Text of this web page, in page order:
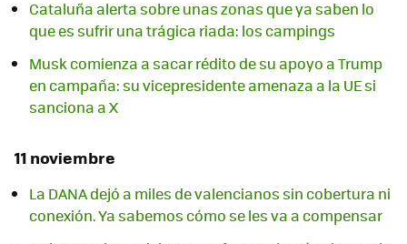
Cataluña alerta sobre unas zonas que ya saben lo
que es sufrir una trágica riada: los campings
Musk comienza a sacar rédito de su apoyo a Trump
en campaña: su vicepresidente amenaza a la UE si
sanciona a X
11 noviembre
La DANA dejó a miles de valencianos sin cobertura ni
conexión. Ya sabemos cómo se les va a compensar